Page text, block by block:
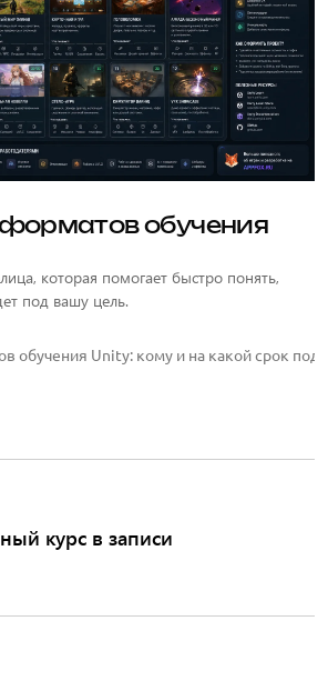
обучения
которая помогает быстро понять,
под вашу цель.
обучения Unity: кому и на какой срок
курс в записи